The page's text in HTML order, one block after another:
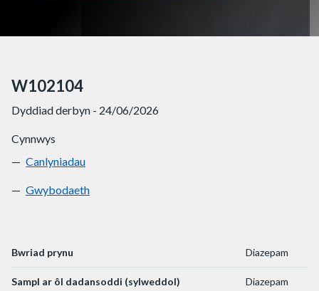
W102104
Dyddiad derbyn - 24/06/2026
Cynnwys
W102104
Canlyniadau
W102104
Gwybodaeth
Bwriad prynu Diazepam
Sampl ar ôl dadansoddi (sylweddol) Diazepam